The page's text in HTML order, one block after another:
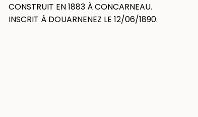
CONSTRUIT EN 1883 À CONCARNEAU.
INSCRIT À DOUARNENEZ LE 12/06/1890.